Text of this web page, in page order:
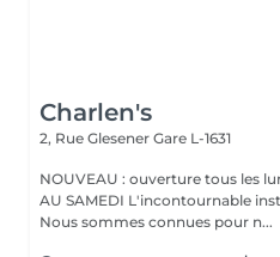
Charlen's
2, Rue Glesener Gare L-1631
NOUVEAU : ouverture tous les
AU SAMEDI L'incontournable institut de beauté à Luxembourg.
Nous sommes connues pour n...